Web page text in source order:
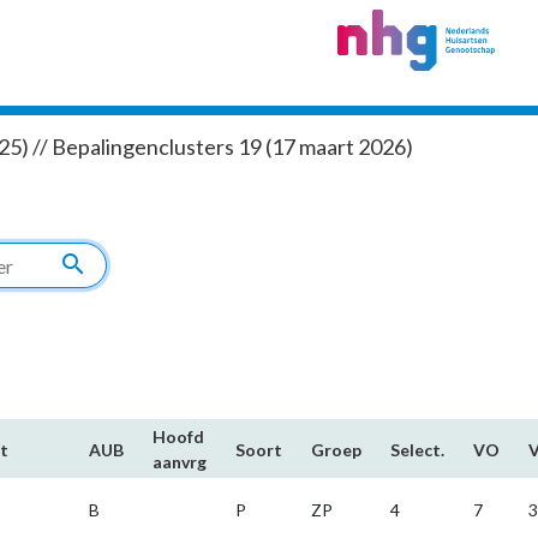
// Bepalingenclusters 19 (17 maart 2026)
search
AUB
Hoofd​
aanvrg
Soort Groep Select. VO
B P ZP 4 7